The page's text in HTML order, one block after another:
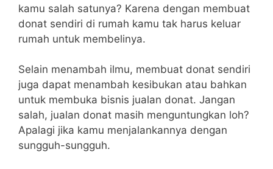
kamu salah satunya? Karena dengan membuat
donat sendiri di rumah kamu tak harus keluar
rumah untuk membelinya.
Selain menambah ilmu, membuat donat sendiri
juga dapat menambah kesibukan atau bahkan
untuk membuka bisnis jualan donat. Jangan
salah, jualan donat masih menguntungkan loh?
Apalagi jika kamu menjalankannya dengan
sungguh-sungguh.